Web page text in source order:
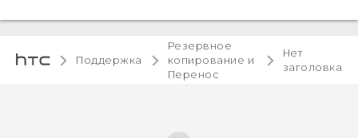
Поддержка
Резервное
копирование и
Перенос
Нет
заголовка